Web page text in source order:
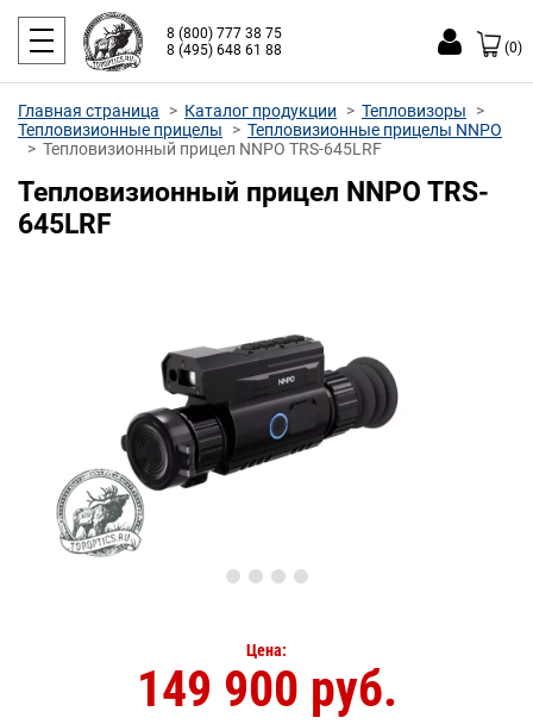
8 (800) 777 38 75
8 (495) 648 61 88
(0)
Главная страница Каталог продукции
Тепловизоры
Тепловизионные прицелы
Тепловизионные прицелы NNPO
Тепловизионный прицел NNPO TRS-645LRF
Тепловизионный прицел NNPO TRS-
645LRF
Цена:
149 900 руб.